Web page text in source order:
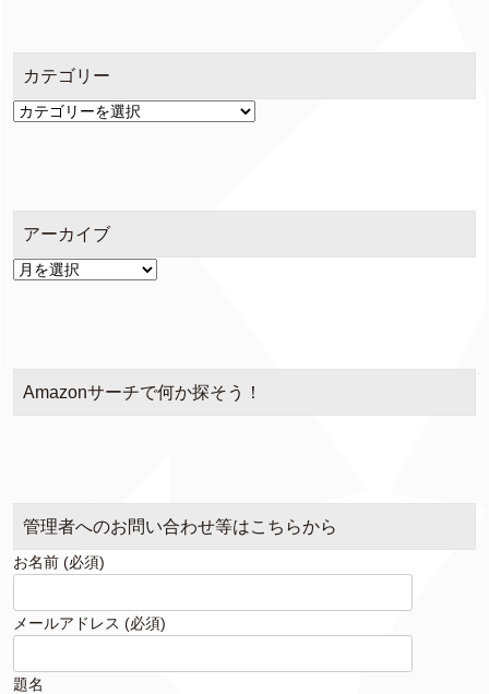
カテゴリー
カ
アーカイブ
ア
Amazonサーチで何か探そう！
管理者へのお問い合わせ等はこちらから
お名前 (必須)
メールアドレス (必須)
題名